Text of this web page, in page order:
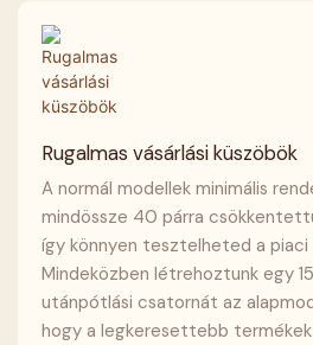
Rugalmas vásárlási küszöbök
A normál modellek minimális
mindössze 40 párra
így könnyen tesztelheted a piaci
Mindeközben létrehoztunk egy
utánpótlási csatornát az
hogy a legkeresettebb termékek